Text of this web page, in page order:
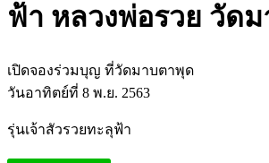
ฟ้า หลวงพ่อรวย วัด
เปิดจองร่วมบุญ ที่วัดมาบตาพุด
วันอาทิตย์ที่ 8 พ.ย. 2563
รุ่นเจ้าสัวรวยทะลุฟ้า